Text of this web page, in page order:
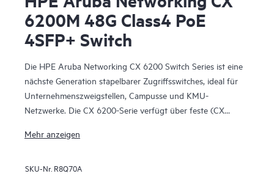
6200M 48G Class4 PoE
4SFP+ Switch
Die HPE Aruba Networking CX 6200 Switch Series ist eine
nächste Generation stapelbarer Zugriffsswitches, ideal für
Unternehmenszweigstellen, Campusse und KMU-
Netzwerke. Die CX 6200-Serie verfügt über feste (CX
Hochgeschwindigkeits-Uplinks.
Mehr anzeigen
SKU-Nr. R8Q70A